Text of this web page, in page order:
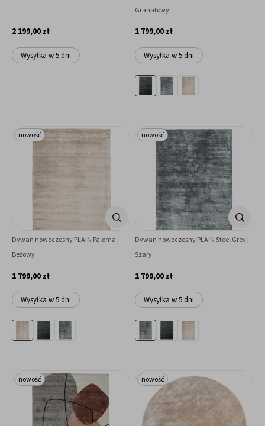
2 199,00 zł
Wysyłka w 5 dni
Granatowy
1 799,00 zł
Wysyłka w 5 dni
Dywan nowoczesny PLAIN Paloma |
Beżowy
1 799,00 zł
Wysyłka w 5 dni
nowość
Dywan nowoczesny PLAIN Steel Grey |
Szary
1 799,00 zł
Wysyłka w 5 dni
nowość
nowość nowość